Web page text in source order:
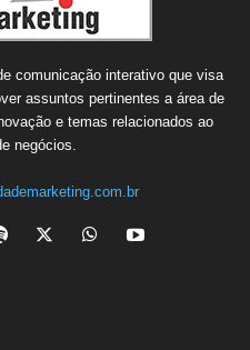
comunicação interativo que visa
assuntos pertinentes a área de
e temas relacionados ao
negócios.